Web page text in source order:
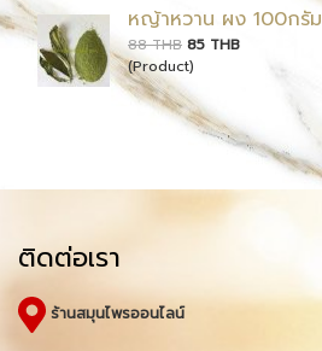
หญ้าหวาน ผง 100กรัม
88 THB 85 THB
(Product)
ติดต่อเรา
ร้านสมุนไพรออนไลน์